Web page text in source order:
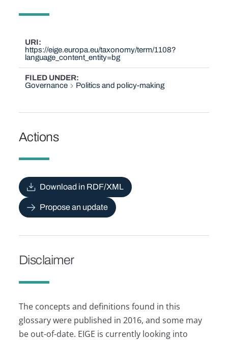
URI
https://eige.europa.eu/taxonomy/term/1108?
language_content_entity=bg
FILED UNDER
Governance
Politics and policy-making
Actions
Download in RDF/XML
Propose an update
Disclaimer
The concepts and definitions found in this
glossary were published in 2016, and some may
be out-of-date. EIGE is currently looking into